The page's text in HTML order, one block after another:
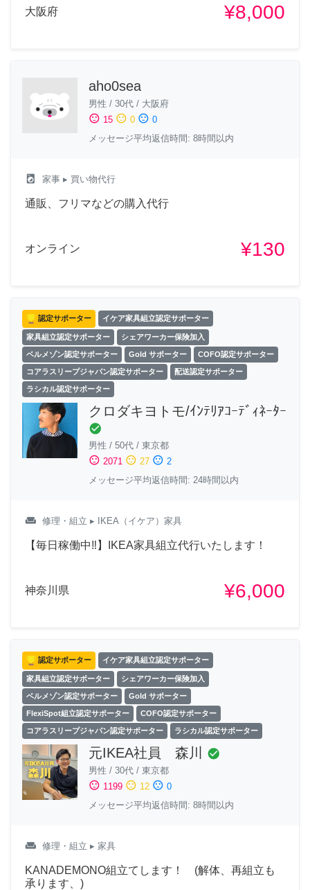
大阪府 ¥8,000
aho0sea
男性 / 30代 / 大阪府
sentiment_satisfied 15 sentiment_neutral 0 sentiment_dissatisfied 0
メッセージ平均返信時間: 8時間以内
local_laundry_service 家事 ▸ 買い物代行
通販、フリマなどの購入代行
オンライン ¥130
認定サポーター イケア家具組立認定サポーター
家具組立認定サポーター シェアワーカー保険加入
ベルメゾン認定サポーター Gold サポーター COFO認定サポーター
コアラスリープジャパン認定サポーター 配送認定サポーター
ラシカル認定サポーター
クロダキヨトモ/ｲﾝﾃﾘｱｺｰﾃﾞｨﾈｰﾀｰ
check_circle
男性 / 50代 / 東京都
sentiment_satisfied 2071 sentiment_neutral 27 sentiment_dissatisfied 2
メッセージ平均返信時間: 24時間以内
weekend 修理・組立 ▸ IKEA（イケア）家具
【毎日稼働中‼︎】IKEA家具組立代行いたします！
神奈川県 ¥6,000
認定サポーター イケア家具組立認定サポーター
家具組立認定サポーター シェアワーカー保険加入
ベルメゾン認定サポーター Gold サポーター
FlexiSpot組立認定サポーター COFO認定サポーター
コアラスリープジャパン認定サポーター ラシカル認定サポーター
元IKEA社員 森川 check_circle
男性 / 30代 / 東京都
sentiment_satisfied 1199 sentiment_neutral 12 sentiment_dissatisfied 0
メッセージ平均返信時間: 8時間以内
weekend 修理・組立 ▸ 家具
KANADEMONO組立てします！ (解体、再組立も
承ります、)